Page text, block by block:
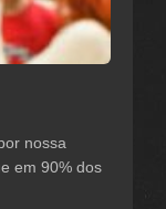
nossa
em 90% dos